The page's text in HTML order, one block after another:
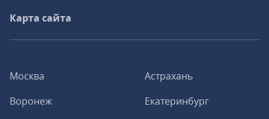
Москва
Астрахань
Воронеж
Екатеринбург
Карта сайта